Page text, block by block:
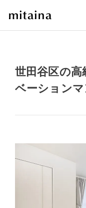
世田谷区の高
ベーション